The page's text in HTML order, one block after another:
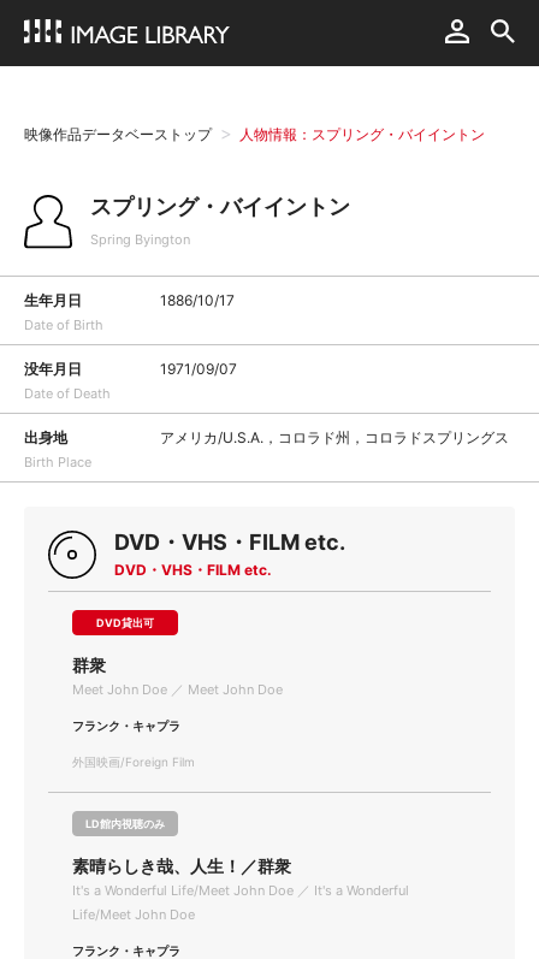
映像作品データベーストップ 人物情報：スプリング・バイイントン
スプリング・バイイントン
Spring Byington
生年月日
Date of Birth
1886/10/17
没年月日
Date of Death
1971/09/07
出身地
Birth Place
アメリカ/U.S.A.，コロラド州，コロラドスプリングス
DVD・VHS・FILM etc.
DVD・VHS・FILM etc.
DVD貸出可
群衆
Meet John Doe ／ Meet John Doe
フランク・キャプラ
外国映画/Foreign Film
LD館内視聴のみ
素晴らしき哉、人生！／群衆
It's a Wonderful Life/Meet John Doe ／ It's a Wonderful
Life/Meet John Doe
フランク・キャプラ